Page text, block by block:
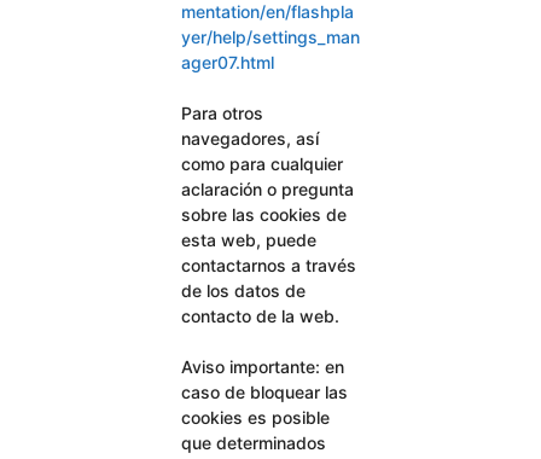
mentation/en/flashpla
yer/help/settings_man
ager07.html
Para otros
navegadores, así
como para cualquier
aclaración o pregunta
sobre las cookies de
esta web, puede
contactarnos a través
de los datos de
contacto de la web.
Aviso importante: en
caso de bloquear las
cookies es posible
que determinados